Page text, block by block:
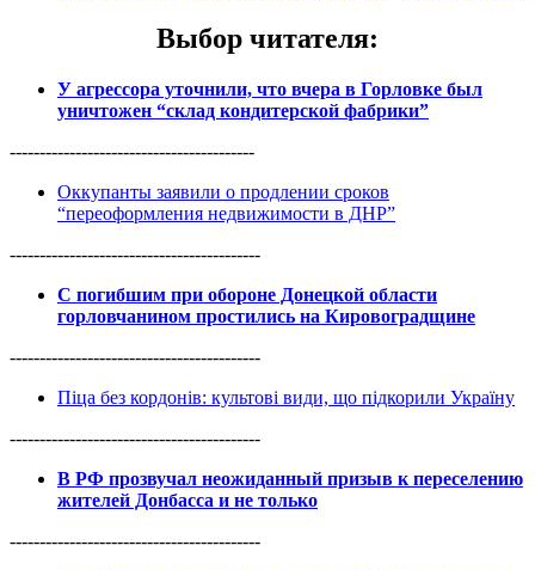
Выбор читателя:
У агрессора уточнили, что вчера в Горловке был
уничтожен “склад кондитерской фабрики”
-----------------------------------------
Оккупанты заявили о продлении сроков
“переоформления недвижимости в ДНР”
------------------------------------------
С погибшим при обороне Донецкой области
горловчанином простились на Кировоградщине
------------------------------------------
Піца без кордонів: культові види, що підкорили Україну
------------------------------------------
В РФ прозвучал неожиданный призыв к переселению
жителей Донбасса и не только
------------------------------------------